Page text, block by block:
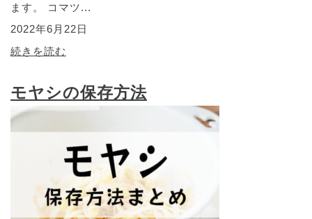
ます。 コマツ...
2022年6月22日
続きを読む
モヤシの保存方法